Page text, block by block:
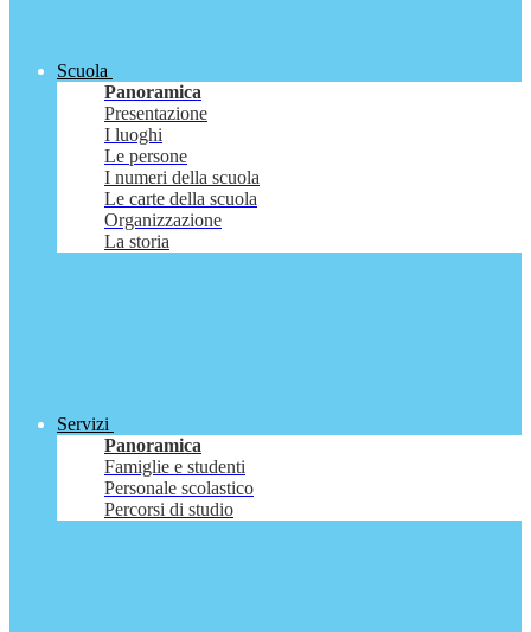
Scuola
Panoramica
Presentazione
I luoghi
Le persone
I numeri della scuola
Le carte della scuola
Organizzazione
La storia
Servizi
Panoramica
Famiglie e studenti
Personale scolastico
Percorsi di studio